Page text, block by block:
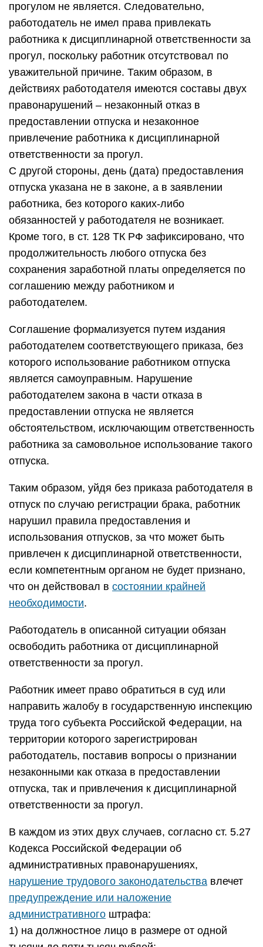
прогулом не является. Следовательно,
работодатель не имел права привлекать
работника к дисциплинарной ответственности за
прогул, поскольку работник отсутствовал по
уважительной причине. Таким образом, в
действиях работодателя имеются составы двух
правонарушений – незаконный отказ в
предоставлении отпуска и незаконное
привлечение работника к дисциплинарной
ответственности за прогул.
С другой стороны, день (дата) предоставления
отпуска указана не в законе, а в заявлении
работника, без которого каких-либо
обязанностей у работодателя не возникает.
Кроме того, в ст. 128 ТК РФ зафиксировано, что
продолжительность любого отпуска без
сохранения заработной платы определяется по
соглашению между работником и
работодателем.
Соглашение формализуется путем издания
работодателем соответствующего приказа, без
которого использование работником отпуска
является самоуправным. Нарушение
работодателем закона в части отказа в
предоставлении отпуска не является
обстоятельством, исключающим ответственность
работника за самовольное использование такого
отпуска.
Таким образом, уйдя без приказа работодателя в
отпуск по случаю регистрации брака, работник
нарушил правила предоставления и
использования отпусков, за что может быть
привлечен к дисциплинарной ответственности,
если компетентным органом не будет признано,
что он действовал в состоянии крайней
необходимости.
Работодатель в описанной ситуации обязан
освободить работника от дисциплинарной
ответственности за прогул.
Работник имеет право обратиться в суд или
направить жалобу в государственную инспекцию
труда того субъекта Российской Федерации, на
территории которого зарегистрирован
работодатель, поставив вопросы о признании
незаконными как отказа в предоставлении
отпуска, так и привлечения к дисциплинарной
ответственности за прогул.
В каждом из этих двух случаев, согласно ст. 5.27
Кодекса Российской Федерации об
административных правонарушениях,
нарушение трудового законодательства влечет
предупреждение или наложение
административного штрафа:
1) на должностное лицо в размере от одной